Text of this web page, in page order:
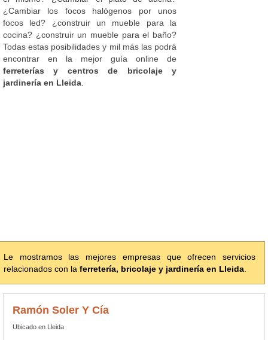
¿Cambiar los focos halógenos por unos
focos led? ¿construir un mueble para la
cocina? ¿construir un mueble para el baño?
Todas estas posibilidades y mil más las podrá
encontrar en la mejor guía online de
ferreterías y centros de bricolaje y
jardinería en Lleida
Le mostramos las mejores empresas que ofrecen servicios
relacionados con la ferretería, bricolaje y jardinería en Lleida
Ramón Soler Y Cía
Ubicado en Lleida